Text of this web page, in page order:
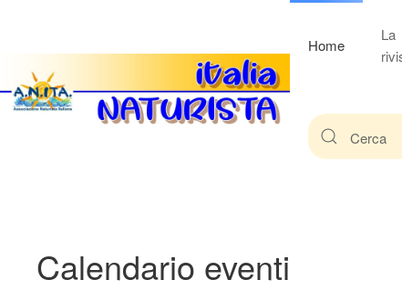
Home
La
Calendario eventi